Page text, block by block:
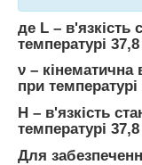
де L – в'язкість
температурі
ν – кінематична
при температурі
Н – в'язкість
температурі
Для